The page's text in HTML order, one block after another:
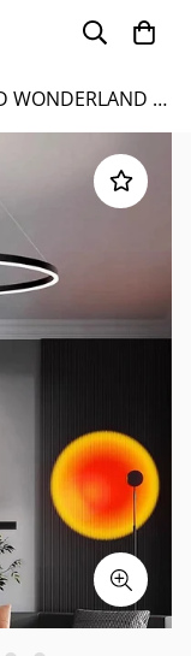
Lustra LED WONDERLAND Black 1 Segment Echivalent 300W